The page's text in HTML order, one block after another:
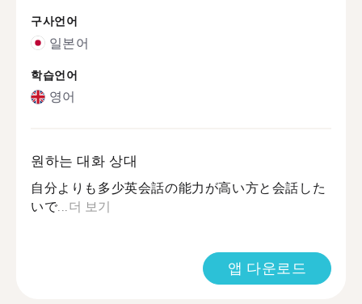
구사언어
일본어
학습언어
영어
원하는 대화 상대
自分よりも多少英会話の能力が高い方と会話した
いで...더 보기
앱 다운로드